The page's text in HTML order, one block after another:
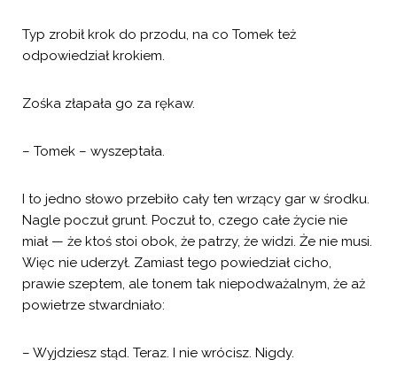
Typ zrobił krok do przodu, na co Tomek też
odpowiedział krokiem.
Zośka złapała go za rękaw.
– Tomek – wyszeptała.
I to jedno słowo przebiło cały ten wrzący gar w środku.
Nagle poczuł grunt. Poczuł to, czego całe życie nie
miał — że ktoś stoi obok, że patrzy, że widzi. Że nie musi.
Więc nie uderzył. Zamiast tego powiedział cicho,
prawie szeptem, ale tonem tak niepodważalnym, że aż
powietrze stwardniało:
– Wyjdziesz stąd. Teraz. I nie wrócisz. Nigdy.